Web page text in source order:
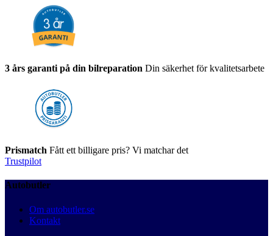
3 års garanti på din bilreparation Din säkerhet för kvalitetsarbete
Prismatch Fått ett billigare pris? Vi matchar det
Trustpilot
Autobutler
Om autobutler.se
Kontakt